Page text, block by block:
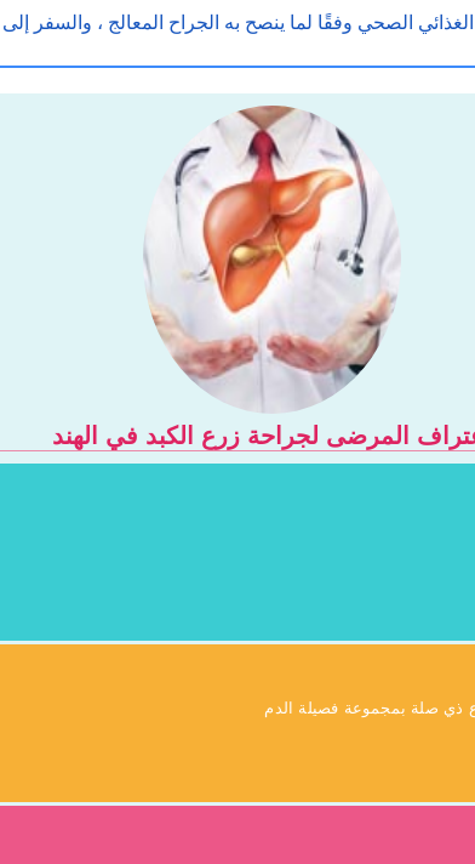
الصحي وفقًا لما ينصح به الجراح المعالج ، والسفر إلى
المرضى لجراحة زرع الكبد في الهند